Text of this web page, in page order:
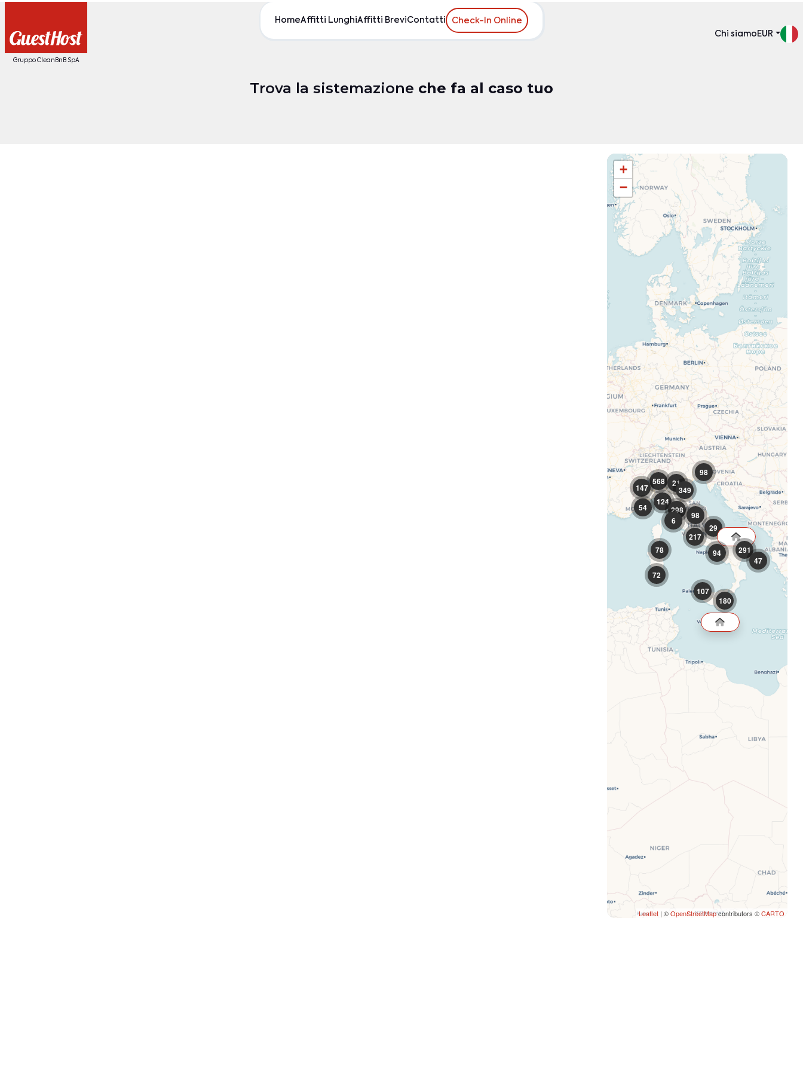
Gruppo CleanBnB SpA
HomeAffitti LunghiAffitti BreviContatti
Check-In Online
Chi siamoEUR
Trova la sistemazione che fa al caso tuo
54
98
21
147
568
78
72
47
94 291
180
107
6
124
98
349
298
29
217
+
−
Leaflet | ©OpenStreetMapcontributors ©CARTO